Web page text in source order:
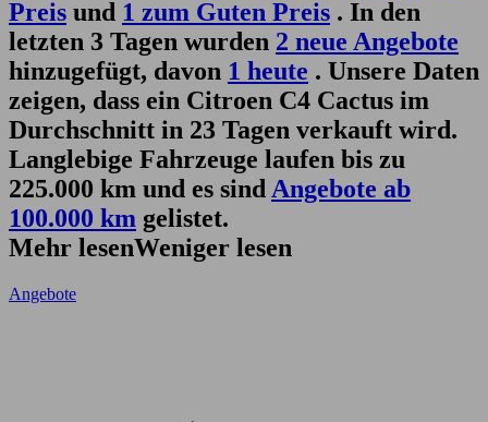
Preis und 1 zum Guten Preis . In den
letzten 3 Tagen wurden 2 neue Angebote
hinzugefügt, davon 1 heute . Unsere Daten
zeigen, dass ein Citroen C4 Cactus im
Durchschnitt in 23 Tagen verkauft wird.
Langlebige Fahrzeuge laufen bis zu
225.000 km und es sind Angebote ab
100.000 km gelistet.
Mehr lesenWeniger lesen
Angebote